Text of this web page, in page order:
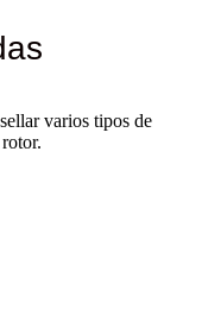
varios tipos de